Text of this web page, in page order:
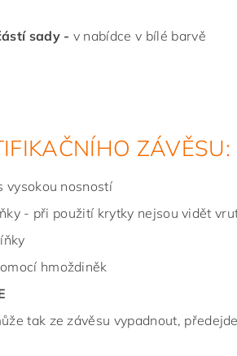
sady - v nabídce v bílé barvě
ZÁVĚSU:
vysokou nosností
- při použití krytky nejsou vidět
hmoždiněk
tak ze závěsu vypadnout,